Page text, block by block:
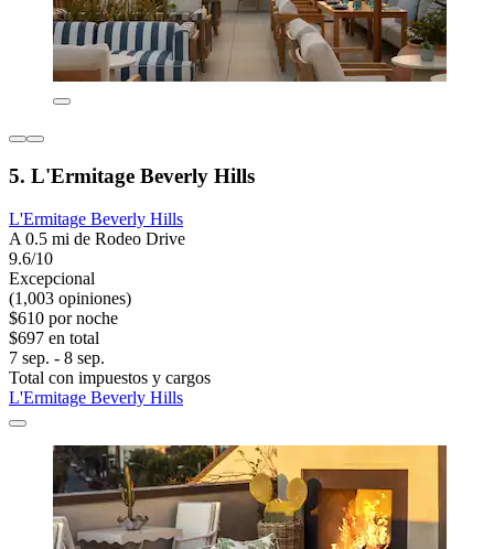
5. L'Ermitage Beverly Hills
L'Ermitage Beverly Hills
A 0.5 mi de Rodeo Drive
9.6/10
Excepcional
(1,003 opiniones)
$610 por noche
$697 en total
7 sep. - 8 sep.
Total con impuestos y cargos
L'Ermitage Beverly Hills